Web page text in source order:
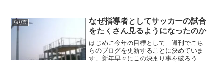
フェンス本などを書いている鬼才です。
そんな彼の新作は...
独り言
なぜ指導者としてサッカーの試合
をたくさん見るようになったのか
はじめに今年の目標として、週刊でこち
らのブログを更新することに決めていま
す。新年早々にこの決まり事を破ろうと